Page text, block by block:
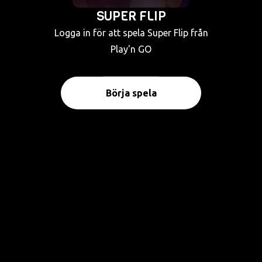
SUPER FLIP
Logga in för att spela Super Flip från
Play'n GO
Börja spela